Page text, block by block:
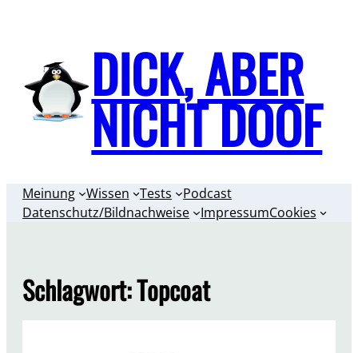
springen
DICK, ABER
NICHT DOOF
Meinung Wissen Tests
Podcast
Datenschutz/Bildnachweise
ImpressumCookies
Schlagwort:Topcoat